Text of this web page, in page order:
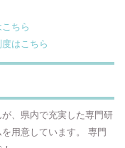
ちら
はこちら
、県内で充実した専門研
用意しています。 専門